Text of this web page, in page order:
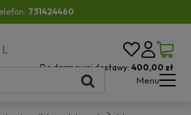
731424460
Do darmowej dostawy: 400,00 zł
Menu